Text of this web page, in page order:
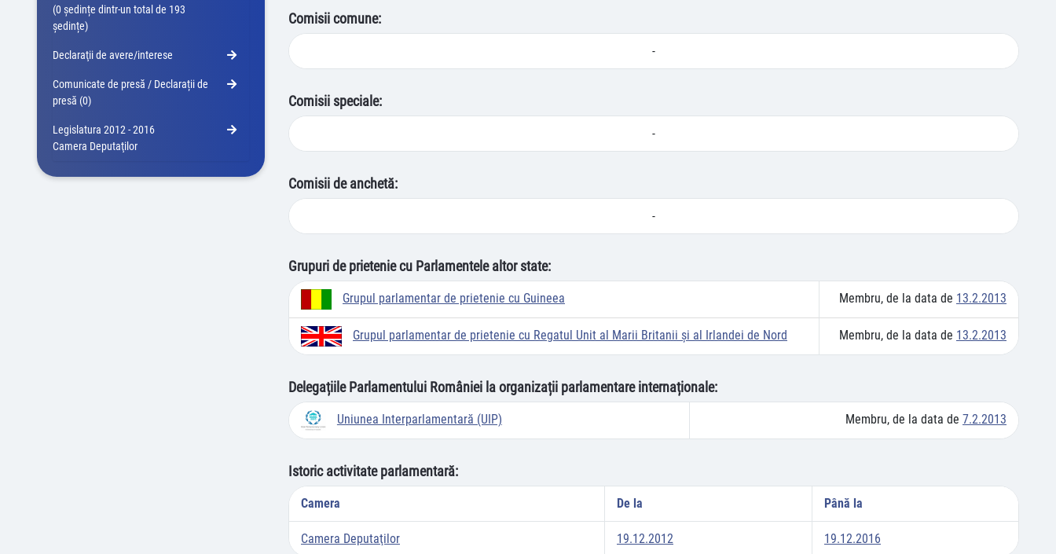
(0 ședințe dintr-un total de 193
ședințe)
Declaraţii de avere/interese
Comunicate de presă / Declarații de
presă (0)
Legislatura 2012 - 2016
Camera Deputaţilor
Comisii comune:
-
Comisii speciale:
-
Comisii de anchetă:
-
Grupuri de prietenie cu Parlamentele altor state:
Grupul parlamentar de prietenie cu Guineea Membru, de la data de 13.2.2013
Grupul parlamentar de prietenie cu Regatul Unit al Marii Britanii și al Irlandei de Nord Membru, de la data de 13.2.2013
Delegațiile Parlamentului României la organizații parlamentare internaționale:
Uniunea Interparlamentară (UIP) Membru, de la data de 7.2.2013
Istoric activitate parlamentară:
Camera De la Până la
Camera Deputaţilor 19.12.2012 19.12.2016